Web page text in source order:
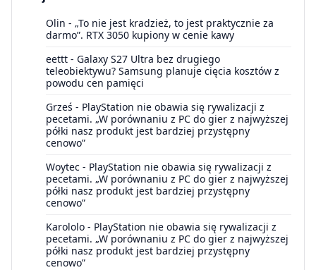
Olin - „To nie jest kradzież, to jest praktycznie za
darmo”. RTX 3050 kupiony w cenie kawy
eettt - Galaxy S27 Ultra bez drugiego
teleobiektywu? Samsung planuje cięcia kosztów z
powodu cen pamięci
Grześ - PlayStation nie obawia się rywalizacji z
pecetami. „W porównaniu z PC do gier z najwyższej
półki nasz produkt jest bardziej przystępny
cenowo”
Woytec - PlayStation nie obawia się rywalizacji z
pecetami. „W porównaniu z PC do gier z najwyższej
półki nasz produkt jest bardziej przystępny
cenowo”
Karololo - PlayStation nie obawia się rywalizacji z
pecetami. „W porównaniu z PC do gier z najwyższej
półki nasz produkt jest bardziej przystępny
cenowo”